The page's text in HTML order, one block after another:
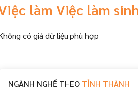
làm Việc làm
có giá dữ liệu phù hợp
NGÀNH NGHỀ THEO TỈNH THÀNH